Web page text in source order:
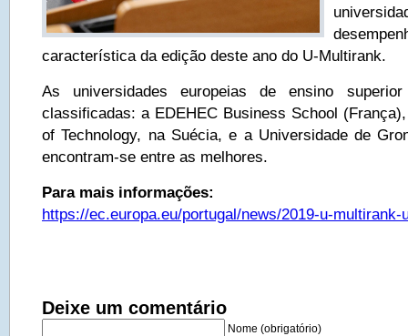
característica da edição deste ano do U-Multirank.
As universidades europeias de ensino
classificadas: a EDEHEC Business School
of Technology, na Suécia, e a Universidade de
encontram-se entre as melhores.
Para mais informações:
https://ec.europa.eu/portugal/news/2019-u-
Deixe um comentário
Nome (obrigatório)